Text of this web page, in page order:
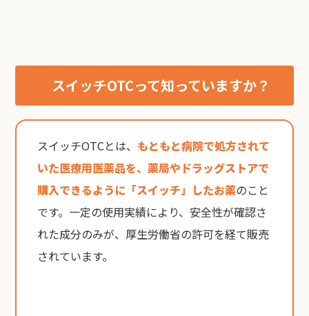
スイッチOTCって知っていますか？
スイッチOTCとは、 もともと病院で処方されて
いた医療用医薬品を、薬局やドラッグストアで
購入できるように「スイッチ」したお薬のこと
です。一定の使用実績により、安全性が確認さ
れた成分のみが、厚生労働省の許可を経て販売
されています。